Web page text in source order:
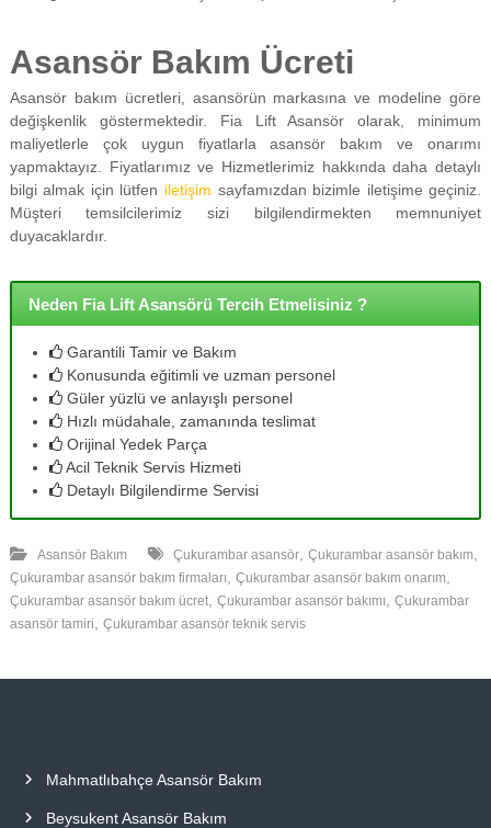
Asansör Bakım Ücreti
Asansör bakım ücretleri, asansörün markasına ve modeline göre
değişkenlik göstermektedir. Fia Lift Asansör olarak, minimum
maliyetlerle çok uygun fiyatlarla asansör bakım ve onarımı
yapmaktayız. Fiyatlarımız ve Hizmetlerimiz hakkında daha detaylı
bilgi almak için lütfen iletişim sayfamızdan bizimle iletişime geçiniz.
Müşteri temsilcilerimiz sizi bilgilendirmekten memnuniyet
duyacaklardır.
Neden Fia Lift Asansörü Tercih Etmelisiniz ?
Garantili Tamir ve Bakım
Konusunda eğitimli ve uzman personel
Güler yüzlü ve anlayışlı personel
Hızlı müdahale, zamanında teslimat
Orijinal Yedek Parça
Acil Teknik Servis Hizmeti
Detaylı Bilgilendirme Servisi
Asansör Bakım Çukurambar asansör, Çukurambar asansör bakım
Çukurambar asansör bakım firmaları Çukurambar asansör bakım onarım
Çukurambar asansör bakım ücret, Çukurambar asansör bakımı
Çukurambar
asansör tamiri
Çukurambar asansör teknik servis
Mahmatlıbahçe Asansör Bakım
Beysukent Asansör Bakım